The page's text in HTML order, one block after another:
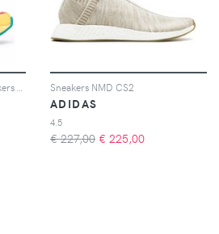
Sneakers NMD CS2
ADIDAS
4.5
€ 227,00 € 225,00